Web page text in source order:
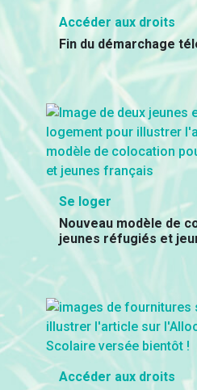
Accéder aux droits
Fin du démarchage
Se loger
Nouveau modèle de
jeunes réfugiés et
Accéder aux droits